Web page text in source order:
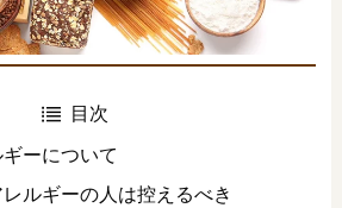
目次
ーについて
ルギーの人は控えるべき